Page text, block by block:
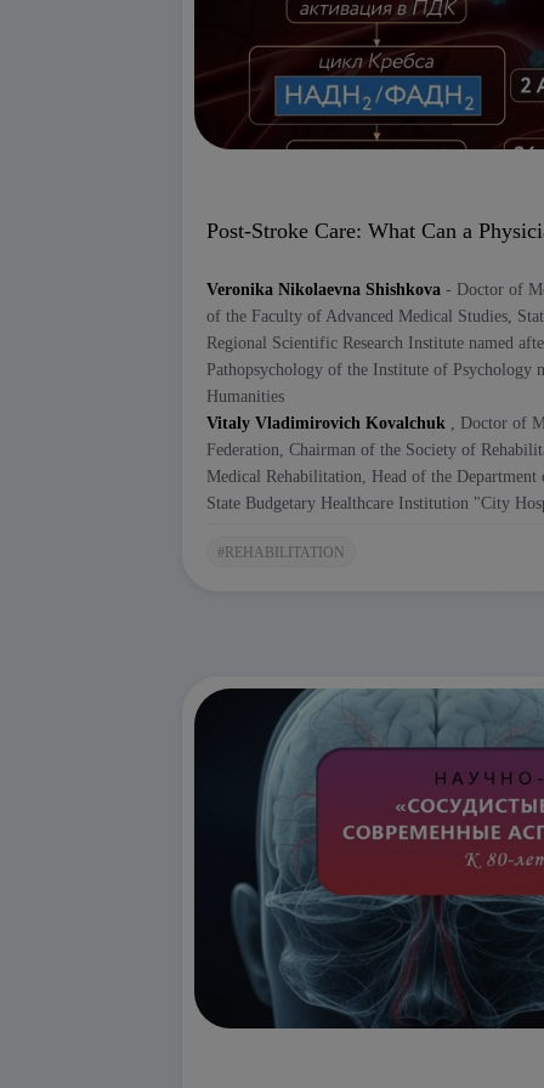
An integrated approach to therapy is
Working with families, teachers,
Neuropsychological correction and
Adequate physical activity (sports,
Learn to recognize ADHD in its early
This video lecture is required viewing for
developmental specialists.
We invite you to watch a program
Why is post-stroke rehabilitation
What three stages of rehabilitation
patient’s prognosis?
Why is early initiation of
The video
Continuation of secondary
statins);
Key takeaway:Medication support is not
Watch the report to:
Learn how a therapist can
Learn to use scales to assess
Understand why Mexidol is an
This video is a must-see for therapists,
practitioners.
Post-Stroke Care: What Can a
Veronika Nikolaevna Shishkova - Doctor of
of the Faculty of Advanced Medical Studies,
Regional Scientific Research Institute named
Pathopsychology of the Institute of Psychology
Humanities
Vitaly Vladimirovich Kovalchuk , Doctor of
Federation, Chairman of the Society of
Medical Rehabilitation, Head of the
State Budgetary Healthcare Institution "City
#REHABILITATION